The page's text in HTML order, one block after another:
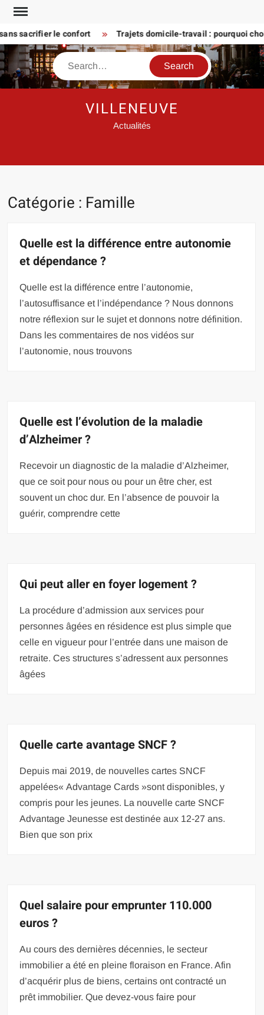
Skip
content
sacrifier le confort Trajets domicile-travail : pourquoi
Search
VILLENEUVE
Actualités
Catégorie : Famille
Quelle est la différence entre autonomie
et dépendance ?
Quelle est la différence entre l’autonomie,
l’autosuffisance et l’indépendance ? Nous donnons
notre réflexion sur le sujet et donnons notre définition.
Dans les commentaires de nos vidéos sur
l’autonomie, nous trouvons
Quelle est l’évolution de la maladie
d’Alzheimer ?
Recevoir un diagnostic de la maladie d’Alzheimer,
que ce soit pour nous ou pour un être cher, est
souvent un choc dur. En l’absence de pouvoir la
guérir, comprendre cette
Qui peut aller en foyer logement ?
La procédure d’admission aux services pour
personnes âgées en résidence est plus simple que
celle en vigueur pour l’entrée dans une maison de
retraite. Ces structures s’adressent aux personnes
âgées
Quelle carte avantage SNCF ?
Depuis mai 2019, de nouvelles cartes SNCF
appelées« Advantage Cards »sont disponibles, y
compris pour les jeunes. La nouvelle carte SNCF
Advantage Jeunesse est destinée aux 12-27 ans.
Bien que son prix
Quel salaire pour emprunter 110.000
euros ?
Au cours des dernières décennies, le secteur
immobilier a été en pleine floraison en France. Afin
d’acquérir plus de biens, certains ont contracté un
prêt immobilier. Que devez-vous faire pour